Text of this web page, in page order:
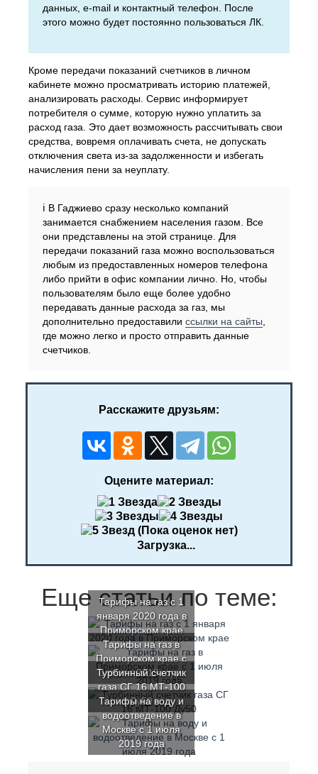
данных, e-mail и контактный телефон. После
этого можно будет постоянно пользоваться ЛК.
Кроме передачи показаний счетчиков в личном
кабинете можно просматривать историю платежей,
анализировать расходы. Сервис информирует
потребителя о сумме, которую нужно уплатить за
расход газа. Это дает возможность рассчитывать свои
средства, вовремя оплачивать счета, не допускать
отключения света из-за задолженности и избегать
начисления пени за неуплату.
ℹ️ В Гаджиево сразу несколько компаний
занимается снабжением населения газом. Все
они представлены на этой странице. Для
передачи показаний газа можно воспользоваться
любым из предоставленных номеров телефона
либо прийти в офис компании лично. Но, чтобы
пользователям было еще более удобно
передавать данные расхода за газ, мы
дополнительно предоставили ссылки на сайты
где можно легко и просто отправить данные
счетчиков.
Расскажите друзьям:
Оцените материал:
(Пока оценок нет)
Загрузка...
Еще статьи по теме:
Тарифы на газ с 1
января 2020 года в
Приморском крае
Тарифы на газ в
Приморском крае с
1 июля 2019 года
Турбинный счетчик
газа СГ 16 МТ-100
Ду50
Тарифы на воду и
водоотведение в
Москве с 1 июля
2019 года